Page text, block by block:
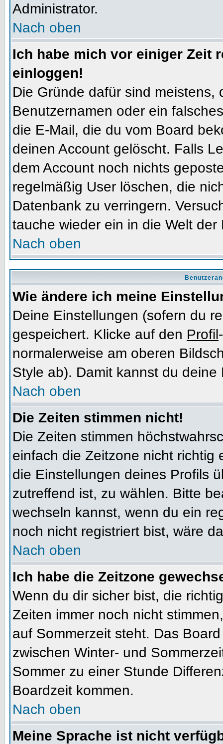
Administrator.
Nach oben
Ich habe mich vor einiger Zeit
einloggen!
Die Gründe dafür sind
Benutzernamen oder ein
die E-Mail, die du vom Board
deinen Account gelöscht. Falls
dem Account noch nichts
regelmäßig User löschen, die
Datenbank zu verringern.
tauche wieder ein in die Welt der
Nach oben
Wie ändere ich meine
Deine Einstellungen (sofern du
gespeichert. Klicke auf den Profil
normalerweise am oberen
Style ab). Damit kannst du
Nach oben
Die Zeiten stimmen nicht!
Die Zeiten stimmen
einfach die Zeitzone nicht richtig
die Einstellungen deines Profils
zutreffend ist, zu wählen. Bitte
wechseln kannst, wenn du ein
noch nicht registriert bist, wäre
Nach oben
Ich habe die Zeitzone
Wenn du dir sicher bist, die
Zeiten immer noch nicht
auf Sommerzeit steht. Das
zwischen Winter- und
Sommer zu einer Stunde
Boardzeit kommen.
Nach oben
Meine Sprache ist nicht